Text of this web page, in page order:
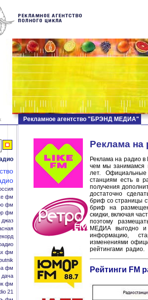
фм
фм
фм
джаз
фм
фм
дача
фм
21
Рекламное агентство "БРЭНД МЕДИА"
Реклама на
Реклама на радио в
чем мы занимамся
лет.
станциям есть в
получения
достаточно
бриф со страницы
бриф на
скидки, включая
поэтому
МЕДИА выгодно и
информацию,
изменениями
рейтингами радио.
Рейтинги FM